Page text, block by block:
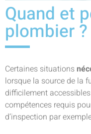
Quand et
plombier ?
Certaines situations
lorsque la source de la
difficilement
compétences requis
d’inspection par